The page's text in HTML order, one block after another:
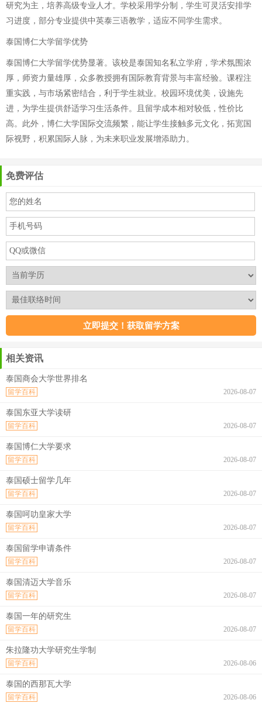
研究为主，培养高级专业人才。学校采用学分制，学生可灵活安排学
习进度，部分专业提供中英泰三语教学，适应不同学生需求。
泰国博仁大学留学优势
泰国博仁大学留学优势显著。该校是泰国知名私立学府，学术氛围浓
厚，师资力量雄厚，众多教授拥有国际教育背景与丰富经验。课程注
重实践，与市场紧密结合，利于学生就业。校园环境优美，设施先
进，为学生提供舒适学习生活条件。且留学成本相对较低，性价比
高。此外，博仁大学国际交流频繁，能让学生接触多元文化，拓宽国
际视野，积累国际人脉，为未来职业发展增添助力。
免费评估
相关资讯
泰国商会大学世界排名
2026-08-07
留学百科
泰国东亚大学读研
2026-08-07
留学百科
泰国博仁大学要求
2026-08-07
留学百科
泰国硕士留学几年
2026-08-07
留学百科
泰国呵叻皇家大学
2026-08-07
留学百科
泰国留学申请条件
2026-08-07
留学百科
泰国清迈大学音乐
2026-08-07
留学百科
泰国一年的研究生
2026-08-07
留学百科
朱拉隆功大学研究生学制
2026-08-06
留学百科
泰国的西那瓦大学
2026-08-06
留学百科